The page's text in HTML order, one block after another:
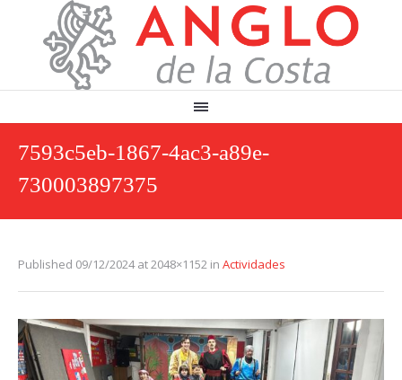
7593c5eb-1867-4ac3-a89e-
730003897375
Published 09/12/2024at 2048×1152 in Actividades